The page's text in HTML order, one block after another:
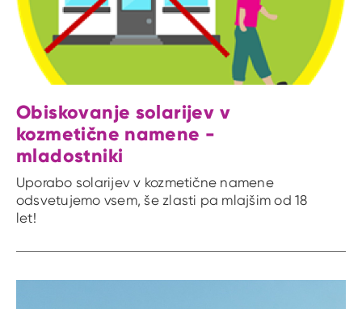
Obiskovanje solarijev v
kozmetične namene -
mladostniki
Uporabo solarijev v kozmetične namene
odsvetujemo vsem, še zlasti pa mlajšim od 18
let!